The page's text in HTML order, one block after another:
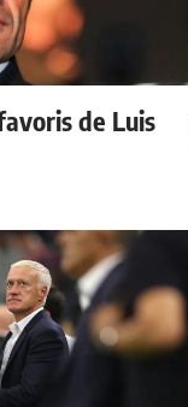
de Luis